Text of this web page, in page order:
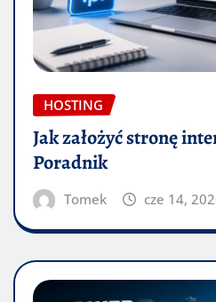
HOSTING
Jak założyć stronę
Poradnik
Tomek cze 14,